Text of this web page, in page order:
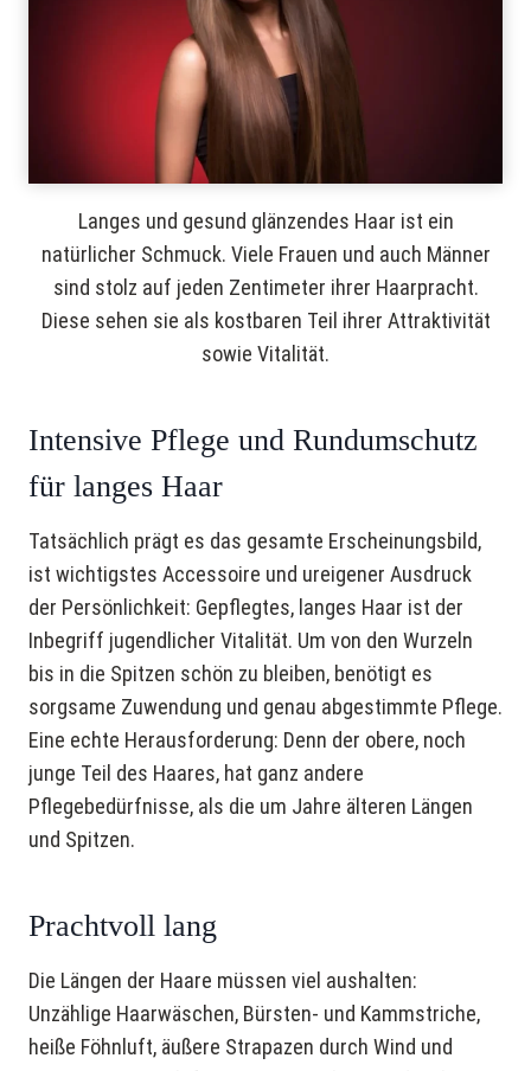
Rüttenscheider Straße 38
45128 Essen
Tel.: 020117191300
Hair Chic & Beauty
Kosmetik Studio
Montag 09:00 – 19:00
Donnerstag 09:00 – 19:00
Freitag
Samstag 09:00 – 16:00
Geschlossen
Rüttenscheider Straße 38
Termin buchen
Langes und gesund glänzendes Haar ist ein
natürlicher Schmuck. Viele Frauen und auch Männer
sind stolz auf jeden Zentimeter ihrer Haarpracht.
Diese sehen sie als kostbaren Teil ihrer Attraktivität
sowie Vitalität.
Intensive Pflege und Rundumschutz
für langes Haar
Tatsächlich prägt es das gesamte Erscheinungsbild,
ist wichtigstes Accessoire und ureigener Ausdruck
der Persönlichkeit: Gepflegtes, langes Haar ist der
Inbegriff jugendlicher Vitalität. Um von den Wurzeln
bis in die Spitzen schön zu bleiben, benötigt es
sorgsame Zuwendung und genau abgestimmte Pflege.
Eine echte Herausforderung: Denn der obere, noch
junge Teil des Haares, hat ganz andere
Pflegebedürfnisse, als die um Jahre älteren Längen
und Spitzen.
Prachtvoll lang
Die Längen der Haare müssen viel aushalten:
Unzählige Haarwäschen, Bürsten- und Kammstriche,
heiße Föhnluft, äußere Strapazen durch Wind und